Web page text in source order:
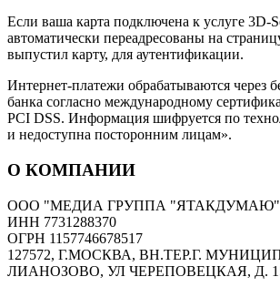
Если ваша карта подключена к услуге 3D-
автоматически переадресованы на
выпустил карту, для аутентификации.
Интернет-платежи обрабатываются через
банка согласно международному
PCI DSS. Информация шифруется по
и недоступна посторонним лицам».
О КОМПАНИИ
ООО "МЕДИА ГРУППА "ЯТАКДУМАЮ"
ИНН 7731288370
ОГРН 1157746678517
127572, Г.МОСКВА, ВН.ТЕР.Г.
ЛИАНОЗОВО, УЛ ЧЕРЕПОВЕЦКАЯ, Д.